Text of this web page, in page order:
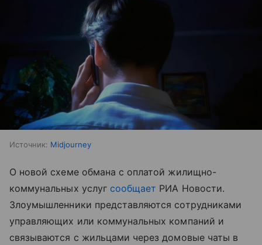
Источник: Midjourney
О новой схеме обмана с оплатой жилищно-
коммунальных услуг сообщает РИА Новости.
Злоумышленники представляются сотрудниками
управляющих или коммунальных компаний и
связываются с жильцами через домовые чаты в